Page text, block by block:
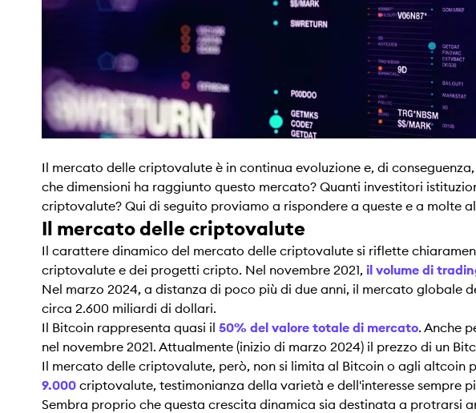
Il mercato delle criptovalute è in continua evoluzione e, di
che dimensioni ha raggiunto questo mercato? Quanti investitori
criptovalute? Qui di seguito proviamo a rispondere a queste e a molte
Il mercato delle criptovalute
Il carattere dinamico del mercato delle criptovalute si riflette
criptovalute e dei progetti cripto. Nel novembre 2021, il volume di
Nel marzo 2024, a distanza di poco più di due anni, il mercato
circa 2.600 miliardi di dollari.
Il Bitcoin rappresenta quasi il 50% del valore totale di mercato. Anche
nel novembre 2021. Attualmente (inizio di marzo 2024) il prezzo di un
Il mercato delle criptovalute, però, non si limita al Bitcoin o agli altcoin
9.000 criptovalute, testimonianza della varietà e dell'interesse sempre
Sembra proprio che questa crescita dinamica sia destinata a protrarsi